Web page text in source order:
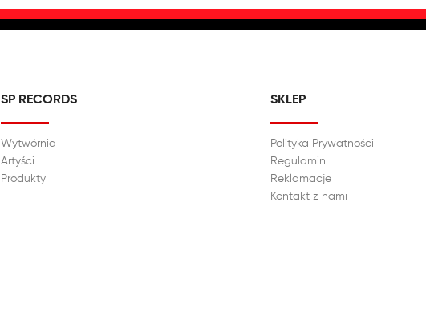
SP RECORDS
Wytwórnia
Artyści
Produkty
SKLEP
Polityka Prywatności
Regulamin
Reklamacje
Kontakt z nami